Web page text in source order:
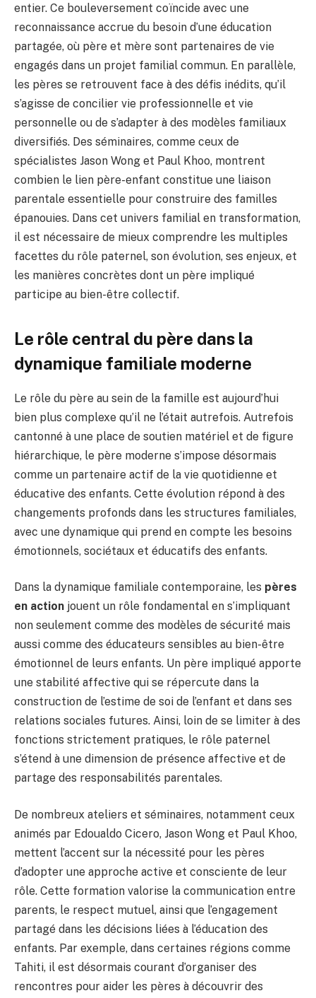
entier. Ce bouleversement coïncide avec une
reconnaissance accrue du besoin d’une éducation
partagée, où père et mère sont partenaires de vie
engagés dans un projet familial commun. En parallèle,
les pères se retrouvent face à des défis inédits, qu’il
s’agisse de concilier vie professionnelle et vie
personnelle ou de s’adapter à des modèles familiaux
diversifiés. Des séminaires, comme ceux de
spécialistes Jason Wong et Paul Khoo, montrent
combien le lien père-enfant constitue une liaison
parentale essentielle pour construire des familles
épanouies. Dans cet univers familial en transformation,
il est nécessaire de mieux comprendre les multiples
facettes du rôle paternel, son évolution, ses enjeux, et
les manières concrètes dont un père impliqué
participe au bien-être collectif.
Le rôle central du père dans la
dynamique familiale moderne
Le rôle du père au sein de la famille est aujourd’hui
bien plus complexe qu’il ne l’était autrefois. Autrefois
cantonné à une place de soutien matériel et de figure
hiérarchique, le père moderne s’impose désormais
comme un partenaire actif de la vie quotidienne et
éducative des enfants. Cette évolution répond à des
changements profonds dans les structures familiales,
avec une dynamique qui prend en compte les besoins
émotionnels, sociétaux et éducatifs des enfants.
Dans la dynamique familiale contemporaine, les pères
en action jouent un rôle fondamental en s’impliquant
non seulement comme des modèles de sécurité mais
aussi comme des éducateurs sensibles au bien-être
émotionnel de leurs enfants. Un père impliqué apporte
une stabilité affective qui se répercute dans la
construction de l’estime de soi de l’enfant et dans ses
relations sociales futures. Ainsi, loin de se limiter à des
fonctions strictement pratiques, le rôle paternel
s’étend à une dimension de présence affective et de
partage des responsabilités parentales.
De nombreux ateliers et séminaires, notamment ceux
animés par Edoualdo Cicero, Jason Wong et Paul Khoo,
mettent l’accent sur la nécessité pour les pères
d’adopter une approche active et consciente de leur
rôle. Cette formation valorise la communication entre
parents, le respect mutuel, ainsi que l’engagement
partagé dans les décisions liées à l’éducation des
enfants. Par exemple, dans certaines régions comme
Tahiti, il est désormais courant d’organiser des
rencontres pour aider les pères à découvrir des